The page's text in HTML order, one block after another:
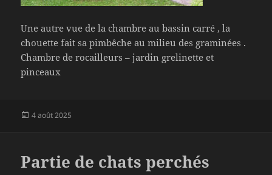
Une autre vue de la chambre au bassin carré , la
chouette fait sa pimbêche au milieu des graminées .
Chambre de rocailleurs – jardin grelinette et
pinceaux
Publié
4 août 2025
Partie de chats perchés